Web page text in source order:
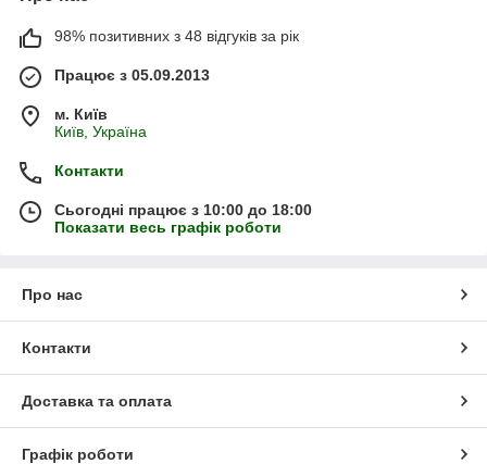
98% позитивних з 48 відгуків за рік
Працює з 05.09.2013
м. Київ
Київ, Україна
Контакти
Сьогодні працює з 10:00 до 18:00
Показати весь графік роботи
Про нас
Контакти
Доставка та оплата
Графік роботи